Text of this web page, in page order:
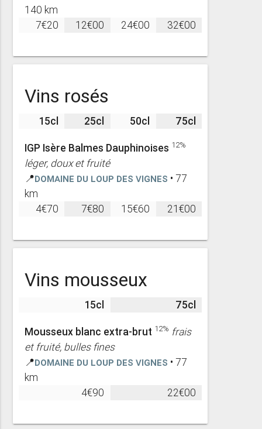
140 km
7€20
12€00 24€00 32€00
Vins rosés
15cl 25cl 50cl 75cl
IGP Isère Balmes Dauphinoises 12%
léger, doux et fruité
📍Domaine du Loup des vignes • 77
km
4€70
7€80 15€60 21€00
Vins mousseux
15cl 75cl
Mousseux blanc extra-brut 12% frais
et fruité, bulles fines
📍Domaine du Loup des vignes • 77
km
4€90
22€00